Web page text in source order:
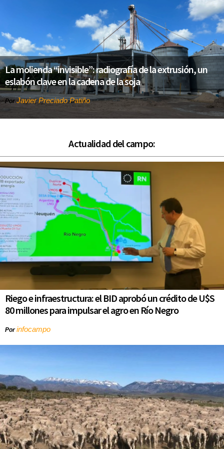
La molienda “invisible”: radiografía de la extrusión, un
eslabón clave en la cadena de la soja
Por Javier Preciado Patiño
Actualidad del campo:
Riego e infraestructura: el BID aprobó un crédito de U$S
80 millones para impulsar el agro en Río Negro
Porinfocampo